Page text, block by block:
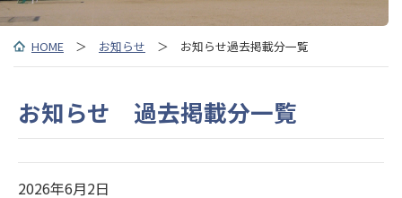
HOME ＞ お知らせ ＞ お知らせ過去掲載分一覧
お知らせ 過去掲載分一覧
2026年6月2日